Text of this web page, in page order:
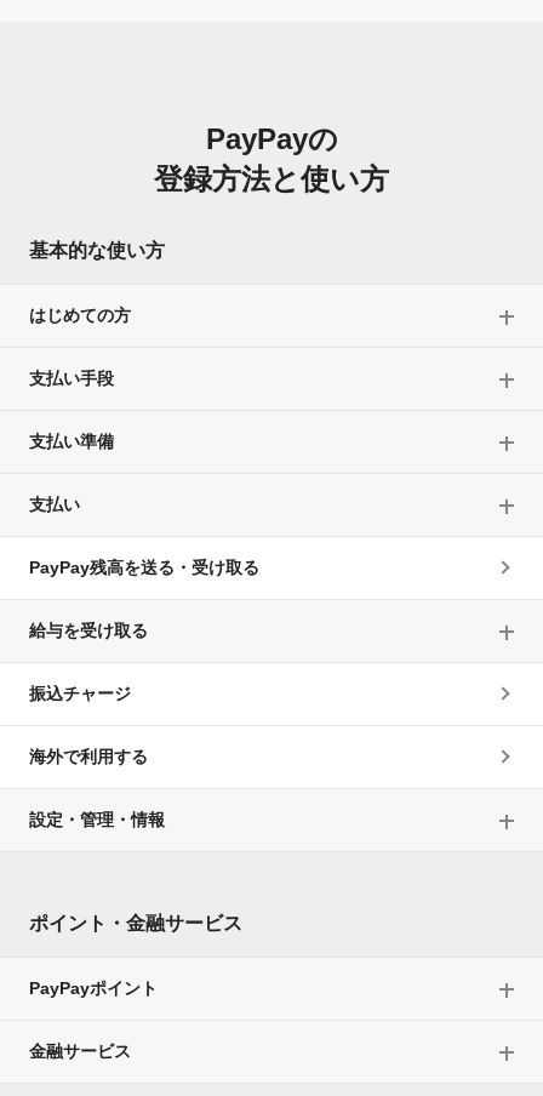
PayPayの
登録方法と使い方
基本的な使い方
はじめての方
支払い手段
支払い準備
支払い
PayPay残高を送る・受け取る
給与を受け取る
振込チャージ
海外で利用する
設定・管理・情報
ポイント・金融サービス
PayPayポイント
金融サービス